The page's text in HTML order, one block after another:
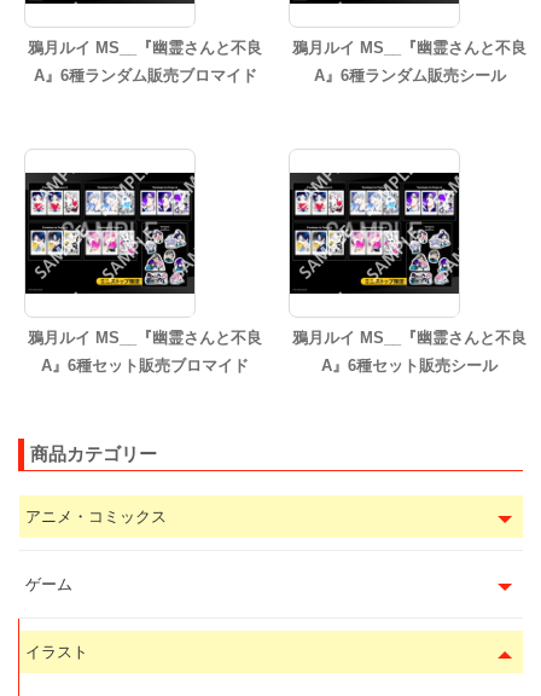
鴉月ルイ MS__『幽霊さんと不良
A』6種ランダム販売ブロマイド
鴉月ルイ MS__『幽霊さんと不良
A』6種ランダム販売シール
鴉月ルイ MS__『幽霊さんと不良
A』6種セット販売ブロマイド
鴉月ルイ MS__『幽霊さんと不良
A』6種セット販売シール
商品カテゴリー
アニメ・コミックス
ゲーム
イラスト